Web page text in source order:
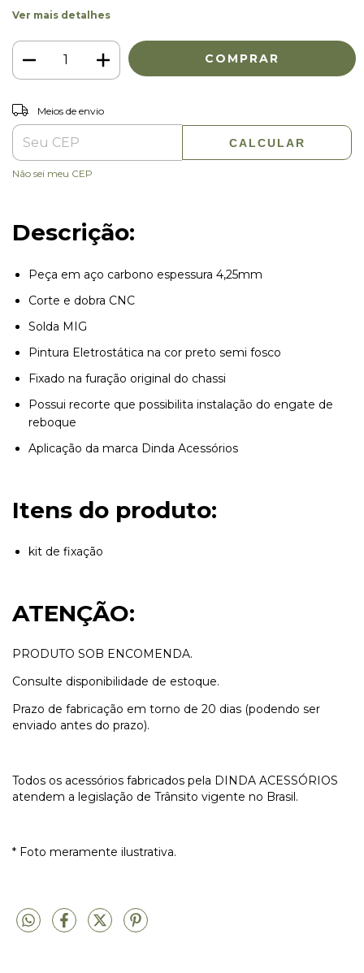
Ver mais detalhes
Entregas para o CEP:
Meios de envio
CALCULAR
Não sei meu CEP
Descrição:
Peça em aço carbono espessura 4,25mm
Corte e dobra CNC
Solda MIG
Pintura Eletrostática na cor preto semi fosco
Fixado na furação original do chassi
Possui recorte que possibilita instalação do engate de
reboque
Aplicação da marca Dinda Acessórios
Itens do produto:
kit de fixação
ATENÇÃO:
PRODUTO SOB ENCOMENDA.
Consulte disponibilidade de estoque.
Prazo de fabricação em torno de 20 dias (podendo ser
enviado antes do prazo).
Todos os acessórios fabricados pela DINDA ACESSÓRIOS
atendem a legislação de Trânsito vigente no Brasil.
* Foto meramente ilustrativa.